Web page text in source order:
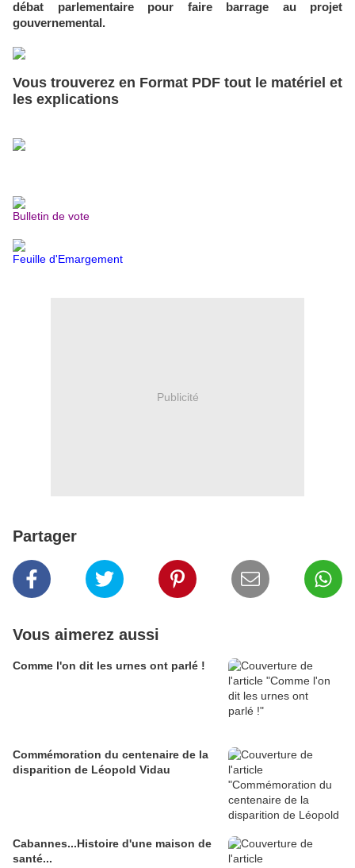
débat parlementaire pour faire barrage au projet
gouvernemental.
Vous trouverez en Format PDF tout le matériel et
les explications
Bulletin de vote
Feuille d'Emargement
Publicité
Partager
Vous aimerez aussi
Comme l'on dit les urnes ont parlé !
Commémoration du centenaire de la
disparition de Léopold Vidau
Cabannes...Histoire d'une maison de
santé...